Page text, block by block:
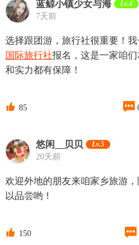
蓝鲸小镇少女与海 Lv.4
7天前
选择跟团游，旅行社很重要！
国际旅行社报名，这是一家咱
和实力都有保障！
 85 
悠闲__贝贝 Lv.5
20天前
欢迎外地的朋友来咱家乡旅游
以品尝哟！
 150 